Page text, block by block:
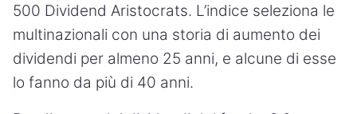
500 Dividend Aristocrats. L’indice seleziona le
multinazionali con una storia di aumento dei
dividendi per almeno 25 anni, e alcune di esse
lo fanno da più di 40 anni.